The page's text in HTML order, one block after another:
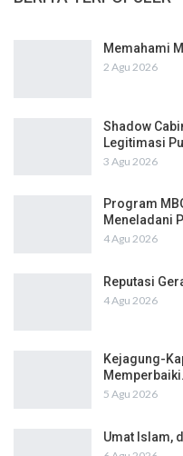
Memahami
2 Agu 2026
Shadow
Legitimasi
3 Agu 2026
Program
Meneladani
4 Agu 2026
Reputasi
4 Agu 2026
Kejagung-
5 Agu 2026
Umat Islam,